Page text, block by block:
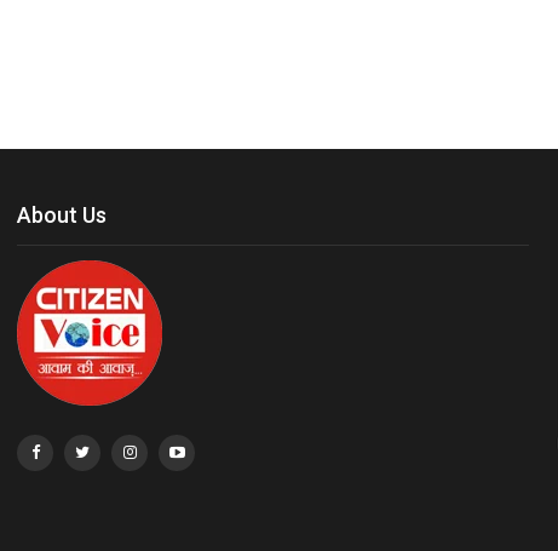
About Us